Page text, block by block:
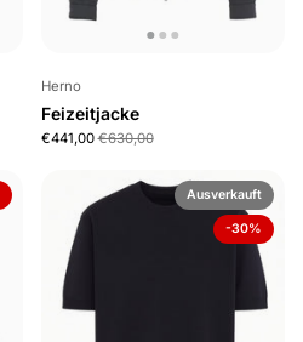
Herno
Feizeitjacke
€441,00 €630,00
Ausverkauft
-30%